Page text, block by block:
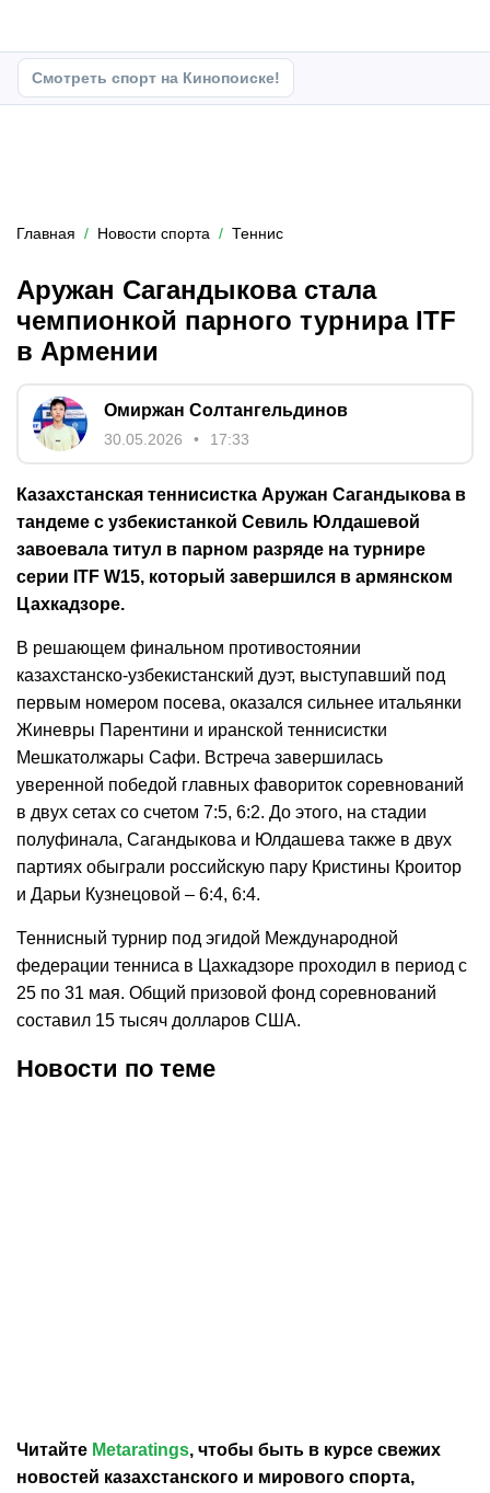
Смотреть спорт на Кинопоиске!
Главная Новости спорта Теннис
Аружан Сагандыкова стала
чемпионкой парного турнира ITF
в Армении
Омиржан Солтангельдинов
30.05.2026 17:33
Казахстанская теннисистка Аружан Сагандыкова в
тандеме с узбекистанкой Севиль Юлдашевой
завоевала титул в парном разряде на турнире
серии ITF W15, который завершился в армянском
Цахкадзоре.
В решающем финальном противостоянии
казахстанско-узбекистанский дуэт, выступавший под
первым номером посева, оказался сильнее итальянки
Жиневры Парентини и иранской теннисистки
Мешкатолжары Сафи. Встреча завершилась
уверенной победой главных фавориток соревнований
в двух сетах со счетом 7:5, 6:2. До этого, на стадии
полуфинала, Сагандыкова и Юлдашева также в двух
партиях обыграли российскую пару Кристины Кроитор
и Дарьи Кузнецовой – 6:4, 6:4.
Теннисный турнир под эгидой Международной
федерации тенниса в Цахкадзоре проходил в период с
25 по 31 мая. Общий призовой фонд соревнований
составил 15 тысяч долларов США.
Новости по теме
Читайте Metaratings, чтобы быть в курсе свежих
новостей казахстанского и мирового спорта,